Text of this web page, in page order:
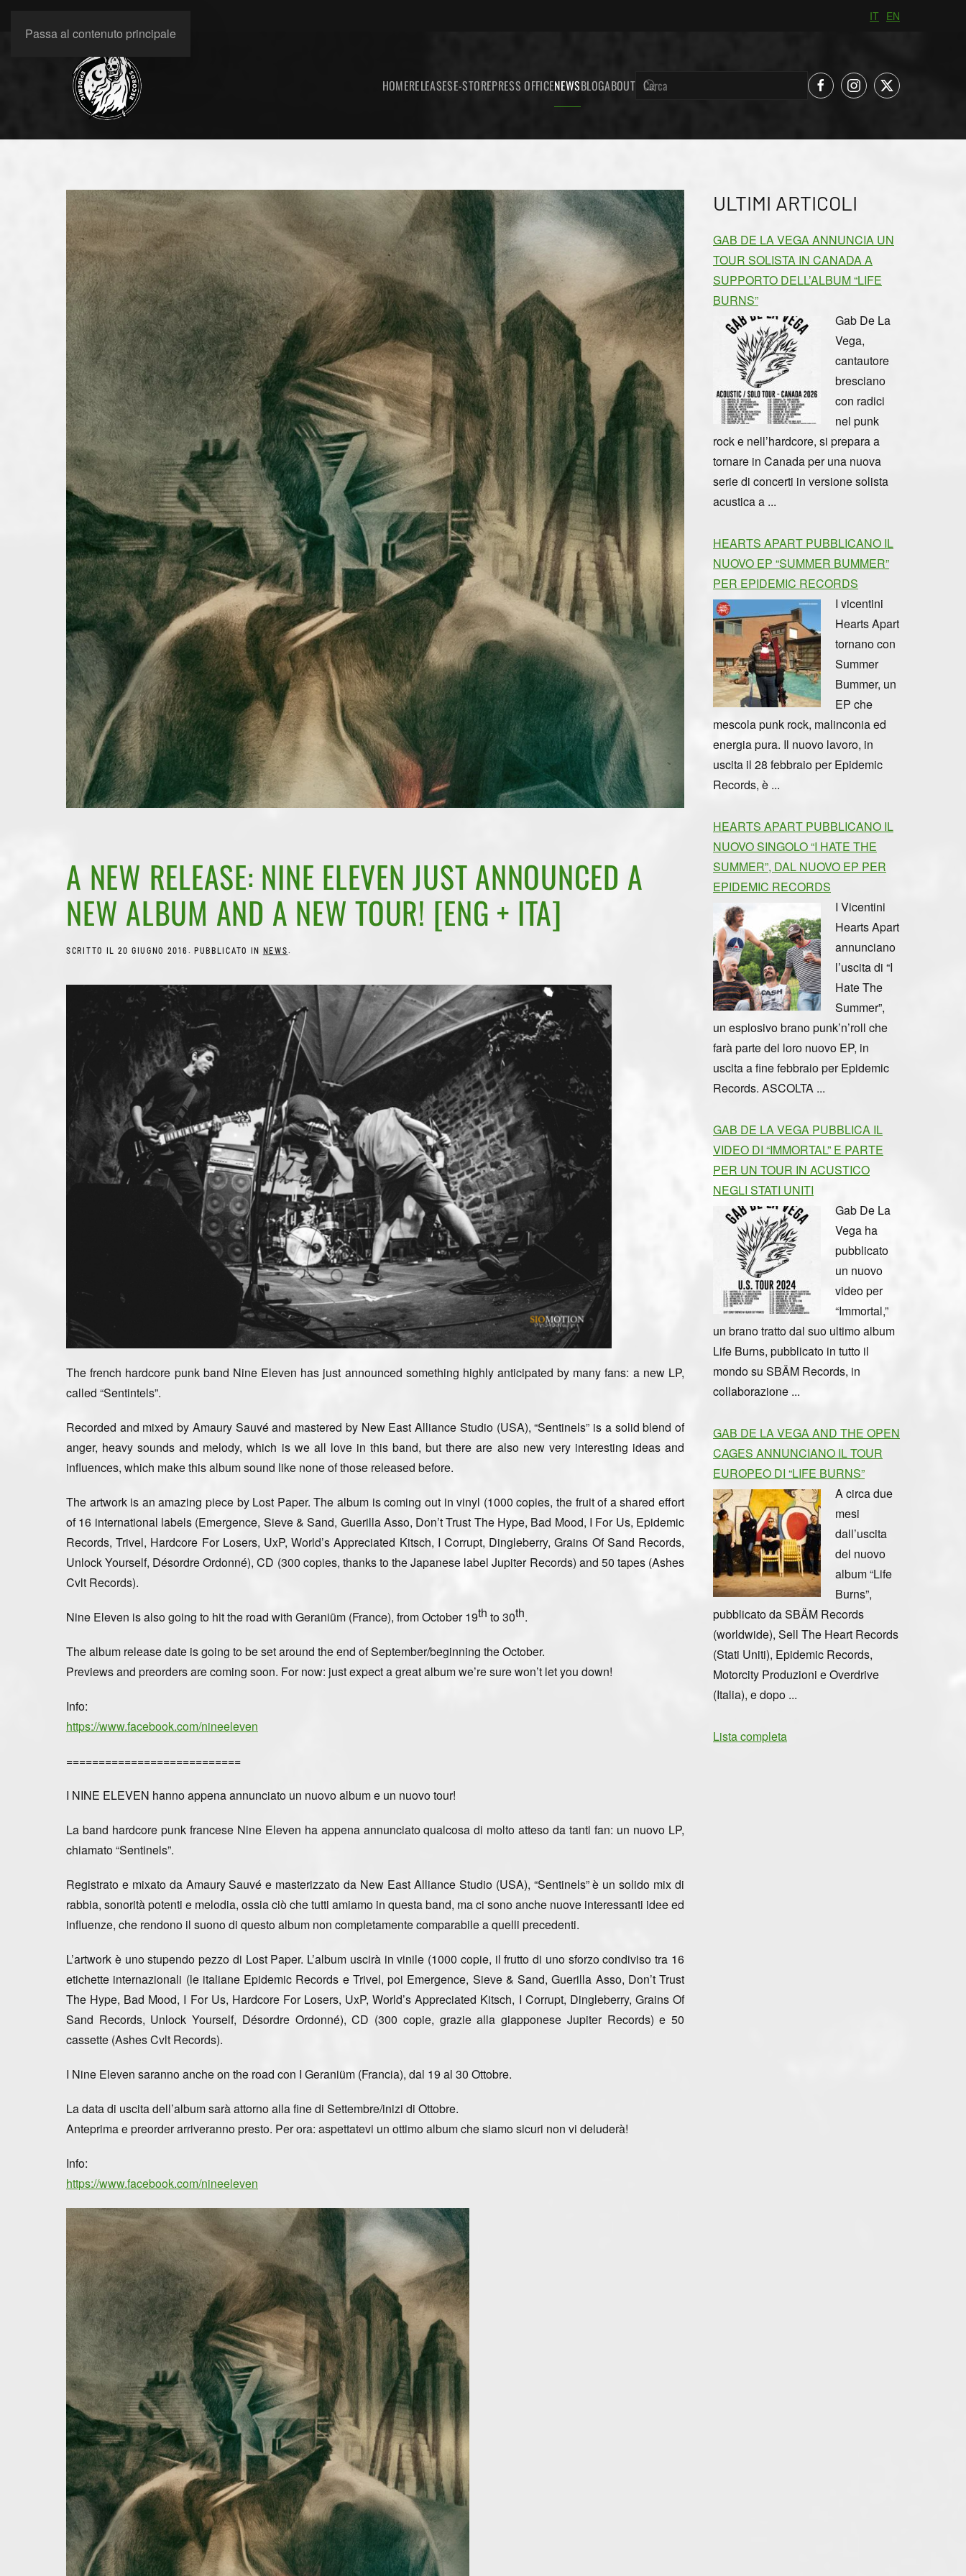
Passa al contenuto principale
IT EN
HOMERELEASESE-STOREPRESS OFFICENEWSBLOGABOUT
A NEW RELEASE: NINE ELEVEN JUST ANNOUNCED A
NEW ALBUM AND A NEW TOUR! [ENG + ITA]
SCRITTO IL 20 GIUGNO 2016 . PUBBLICATO IN NEWS
The french hardcore punk band Nine Eleven has just announced something highly anticipated by many fans: a new LP,
called “Sentintels”.
Recorded and mixed by Amaury Sauvé and mastered by New East Alliance Studio(USA), “Sentinels” is a solid blend of
anger, heavy sounds and melody, which is we all love in this band, but there are alsonew very interesting ideas and
influences, which make this album sound like none of those released before.
The artwork is an amazing piece by Lost Paper. The album is coming out in vinyl (1000 copies, the fruit of a shared effort
of 16 international labels (Emergence, Sieve & Sand, Guerilla Asso, Don’t Trust The Hype, Bad Mood, I For Us, Epidemic
Records, Trivel, Hardcore For Losers, UxP, World’s Appreciated Kitsch, I Corrupt, Dingleberry, Grains Of Sand Records,
Unlock Yourself, Désordre Ordonné), CD (300 copies, thanks to the Japanese label Jupiter Records) and 50 tapes (Ashes
Cvlt Records).
Nine Eleven is also going to hit the road with Geraniüm (France), from October 19th to 30th.
The album release date is going to be set around the end of September/beginning the October.
Previews and preorders are coming soon. For now: just expect a great album we’re sure won’t let you down!
Info:
https://www.facebook.com/nineeleven
===========================
I NINE ELEVEN hanno appena annunciato un nuovo album e un nuovo tour!
La band hardcore punk francese Nine Eleven ha appena annunciato qualcosa di molto atteso da tanti fan: un nuovo LP,
chiamato “Sentinels”.
Registrato e mixato da Amaury Sauvé e masterizzato da New East Alliance Studio (USA), “Sentinels” è un solido mix di
rabbia, sonorità potenti e melodia, ossia ciò che tutti amiamo in questa band, ma ci sono anche nuove interessanti idee ed
influenze, che rendono il suono di questo album non completamente comparabile a quelli precedenti.
L’artwork è uno stupendo pezzo di Lost Paper. L’album uscirà in vinile (1000 copie, il frutto di uno sforzo condiviso tra 16
etichette internazionali (le italiane Epidemic Records e Trivel, poi Emergence, Sieve & Sand, Guerilla Asso, Don’t Trust
The Hype, Bad Mood, I For Us, Hardcore For Losers, UxP,World’s Appreciated Kitsch, I Corrupt, Dingleberry, Grains Of
Sand Records, Unlock Yourself, Désordre Ordonné), CD (300 copie, grazie alla giapponese Jupiter Records) e 50
cassette (Ashes Cvlt Records).
I Nine Eleven saranno ancheon the road con I Geraniüm (Francia), dal 19 al 30 Ottobre.
La data di uscita dell’album sarà attorno alla fine di Settembre/inizi di Ottobre.
Anteprima e preorder arriveranno presto. Per ora: aspettatevi un ottimo album che siamo sicuri non vi deluderà!
Info:
https://www.facebook.com/nineeleven
ULTIMI ARTICOLI
GAB DE LA VEGA ANNUNCIA UN
TOUR SOLISTA IN CANADA A
SUPPORTO DELL’ALBUM “LIFE
BURNS”
Gab De La
Vega,
cantautore
bresciano
con radici
nel punk
rock e nell’hardcore, si prepara a
tornare in Canada per una nuova
serie di concerti in versione solista
acustica a ...
HEARTS APART PUBBLICANO IL
NUOVO EP “SUMMER BUMMER”
PER EPIDEMIC RECORDS
I vicentini
Hearts Apart
tornano con
Summer
Bummer, un
EP che
mescola punk rock, malinconia ed
energia pura. Il nuovo lavoro, in
uscita il 28 febbraio per Epidemic
Records, è ...
HEARTS APART PUBBLICANO IL
NUOVO SINGOLO “I HATE THE
SUMMER”, DAL NUOVO EP PER
EPIDEMIC RECORDS
I Vicentini
Hearts Apart
annunciano
l’uscita di “I
Hate The
Summer”,
un esplosivo brano punk’n’roll che
farà parte del loro nuovo EP, in
uscita a fine febbraio per Epidemic
Records. ASCOLTA ...
GAB DE LA VEGA PUBBLICA IL
VIDEO DI “IMMORTAL” E PARTE
PER UN TOUR IN ACUSTICO
NEGLI STATI UNITI
Gab De La
Vega ha
pubblicato
un nuovo
video per
“Immortal,”
un brano tratto dal suo ultimo album
Life Burns, pubblicato in tutto il
mondo su SBÄM Records, in
collaborazione ...
GAB DE LA VEGA AND THE OPEN
CAGES ANNUNCIANO IL TOUR
EUROPEO DI “LIFE BURNS”
A circa due
mesi
dall’uscita
del nuovo
album “Life
Burns”,
pubblicato da SBÄM Records
(worldwide), Sell The Heart Records
(Stati Uniti), Epidemic Records,
Motorcity Produzioni e Overdrive
(Italia), e dopo ...
Lista completa